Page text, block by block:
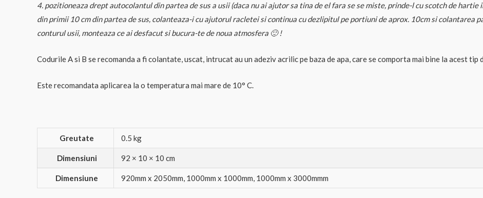
4. pozitioneaza drept autocolantul din partea de sus a usii (daca nu ai ajutor sa tina de el fara se se miste, prinde-l cu scotch de
din primii 10 cm din partea de sus, colanteaza-i cu ajutorul racletei si continua cu dezlipitul pe portiuni de aprox. 10cm si colantarea
conturul usii, monteaza ce ai desfacut si bucura-te de noua atmosfera 🙂 !
Codurile A si B se recomanda a fi colantate, uscat, intrucat au un adeziv acrilic pe baza de apa, care se comporta mai bine la acest tip
Este recomandata aplicarea la o temperatura mai mare de 10° C.
Greutate 0.5 kg
Dimensiuni 92 × 10 × 10 cm
Dimensiune 920mm x 2050mm, 1000mm x 1000mm, 1000mm x 3000mmm